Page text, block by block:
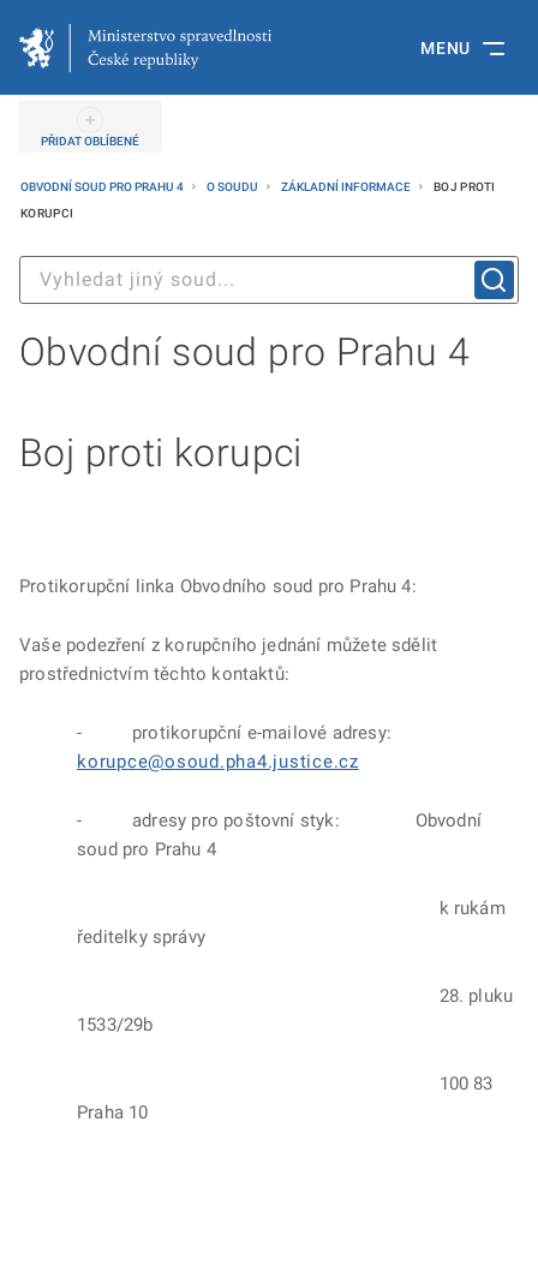
MENU
PŘIDAT OBLÍBENÉ
OBVODNÍ SOUD PRO PRAHU 4 O SOUDU ZÁKLADNÍ INFORMACE
BOJ PROTI
KORUPCI
Obvodní soud pro Prahu 4
Boj proti korupci
Protikorupční linka Obvodního soud pro Prahu 4:
Vaše podezření z korupčního jednání můžete sdělit
prostřednictvím těchto kontaktů:
- protikorupční e-mailové adresy:
korupce@osoud.pha4.justice.cz
- adresy pro poštovní styk: Obvodní
soud pro Prahu 4
k rukám
ředitelky správy
28. pluku
1533/29b
100 83
Praha 10